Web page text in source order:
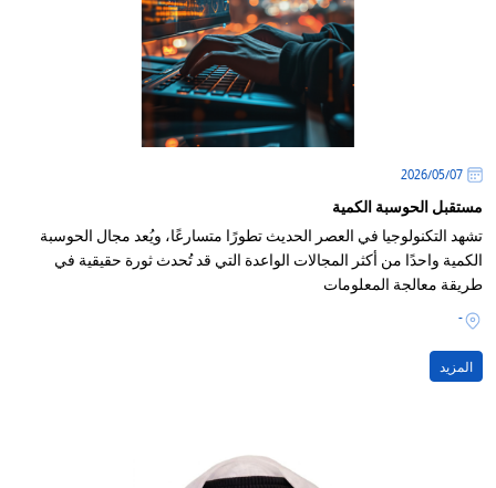
07‏/05‏/2026
مستقبل الحوسبة الكمية
تشهد التكنولوجيا في العصر الحديث تطورًا متسارعًا، ويُعد مجال الحوسبة
الكمية واحدًا من أكثر المجالات الواعدة التي قد تُحدث ثورة حقيقية في
طريقة معالجة المعلومات
-
المزيد